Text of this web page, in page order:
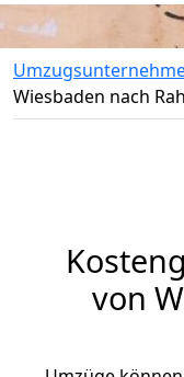
Wiesbaden nach
von